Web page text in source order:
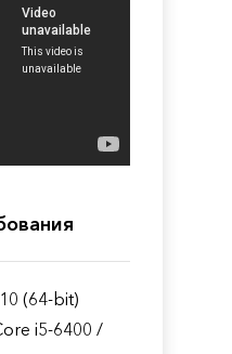
(64-bit)
i5-6400 /